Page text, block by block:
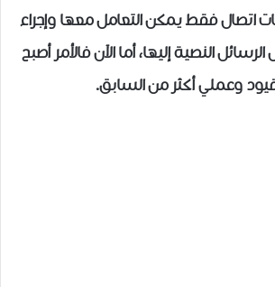
وهو 10 جهات اتصال فقط يمكن التعامل معها وإجراء
النصية إليها، أما الآن فالأمر أصبح
وعملي أكثر من السابق.